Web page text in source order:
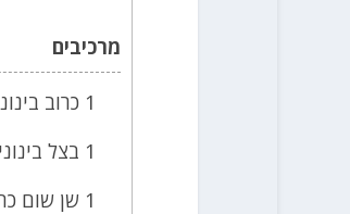
מרכיבים
1 כרוב בינוני פרוס
1 בצל בינוני פרוס
1 שן שום כתושה